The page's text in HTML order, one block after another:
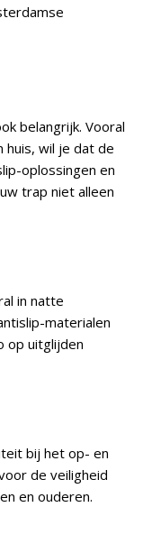
belangrijk. Vooral
huis, wil je dat de
oplossingen en
trap niet alleen
in natte
materialen
op uitglijden
bij het op- en
de veiligheid
en ouderen.